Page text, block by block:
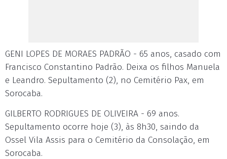
GENI LOPES DE MORAES PADRÃO - 65 anos, casado com
Francisco Constantino Padrão. Deixa os filhos Manuela
e Leandro. Sepultamento (2), no Cemitério Pax, em
Sorocaba.
GILBERTO RODRIGUES DE OLIVEIRA - 69 anos.
Sepultamento ocorre hoje (3), às 8h30, saindo da
Ossel Vila Assis para o Cemitério da Consolação, em
Sorocaba.